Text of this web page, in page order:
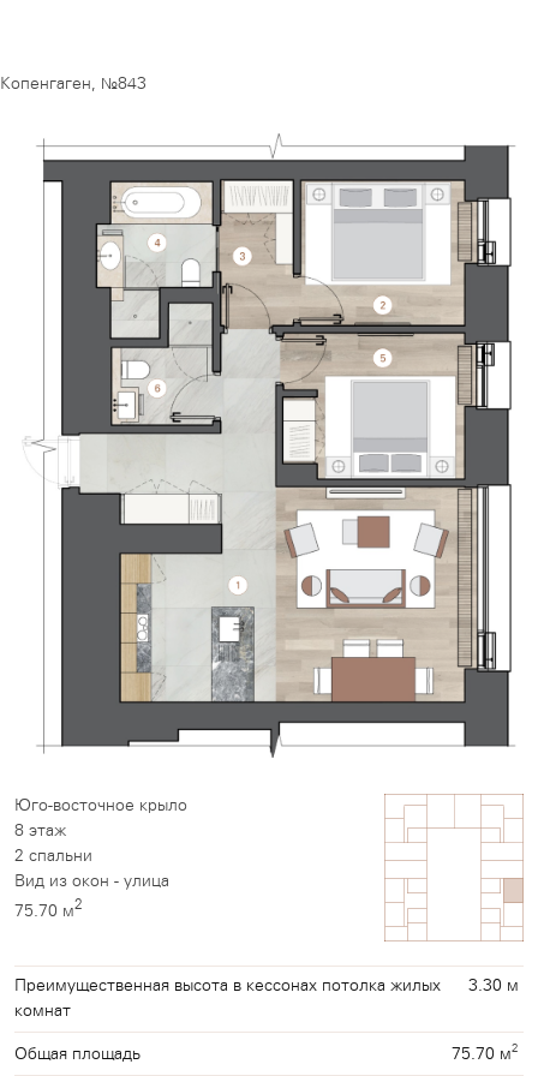
Копенгаген, №843
Юго-восточное крыло
8 этаж
2 спальни
Вид из окон - улица
75.70 м2
Преимущественная высота в кессонах потолка жилых
комнат
3.30 м
Общая площадь 75.70 м2